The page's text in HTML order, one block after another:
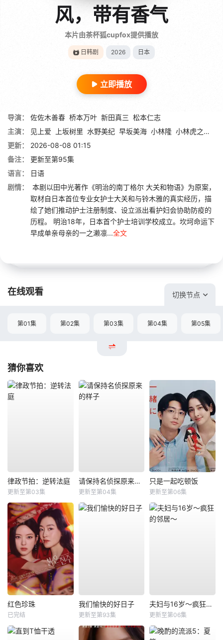
风，带有香气
本片由茶杯狐cupfox提供播放
日韩剧 2026 日本
立即播放
导演： 佐佐木善春 桥本万叶 新田真三 松本仁志
主演：
见上爱 上坂树里 水野美纪 早坂美海 小林隆 小林虎之介
更新：
2026-08-08 01:15
备注：
更新至第95集
语言：
日语
剧情：
本剧以田中光著作《明治的南丁格尔 大关和物语》为原案，
取材自日本首位专业女护士大关和与铃木雅的真实经历，描
绘了她们推动护士注册制度、设立派出看护妇会协助防疫的
历程。 明治18年，日本首个护士培训学校成立。坎坷命运下
早成单亲母亲的一之濑凛...全文
在线观看 切换节点
第01集 第02集 第03集 第04集 第05集
猜你喜欢
律政节拍：逆转法庭
更新至第03集
请保持名侦探原来的样子
更新至第04集
只是一起吃顿饭
更新至第06集
红色珍珠
已完结
我们愉快的好日子
更新至第93集
夫妇与16岁～疯狂的邻居～
更新至第06集